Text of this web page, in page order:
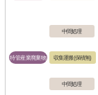
中間処理
特管産業廃棄物 収集運搬(保積無)
中間処理